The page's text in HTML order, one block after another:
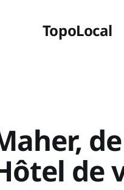
TopoLocal
de